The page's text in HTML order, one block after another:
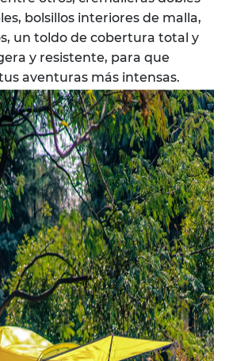
bolsillos interiores de malla,
un toldo de cobertura total y
y resistente, para que
aventuras más intensas.